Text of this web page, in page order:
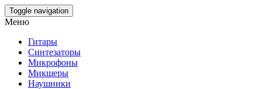
Skip
to
content
Toggle navigation
Меню
Гитары
Синтезаторы
Микрофоны
Микшеры
Наушники